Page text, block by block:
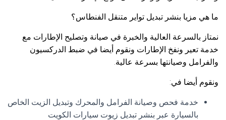
ما هي مزيا بنشر تبديل تواير متنقل الفنطاس؟
نمتاز بالسرعة العالية والخبرة في صيانة وتصليح الإطارات مع
خدمة تعير ونفخ الإطارات ونقوم أيضا في ضبط الدركسيون
والفرامل وصيانتها بسرعة عالية.
ونقوم أيضا في:
خدمة فحص وصيانة الفرامل والمحرك وتبديل الزيت الخاص
بالسيارة عبر بنشر تبديل زيوت سيارات الكويت